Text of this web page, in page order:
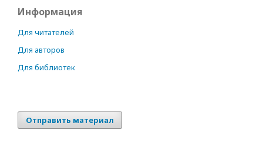
Информация
Для читателей
Для авторов
Для библиотек
Отправить материал